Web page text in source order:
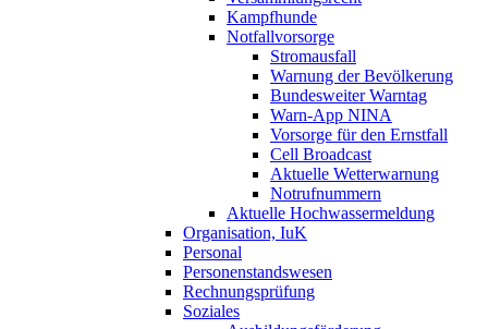
Kampfhunde
Notfallvorsorge
Stromausfall
Warnung der Bevölkerung
Bundesweiter Warntag
Warn-App NINA
Vorsorge für den Ernstfall
Cell Broadcast
Aktuelle Wetterwarnung
Notrufnummern
Aktuelle Hochwassermeldung
Organisation, IuK
Personal
Personenstandswesen
Rechnungsprüfung
Soziales